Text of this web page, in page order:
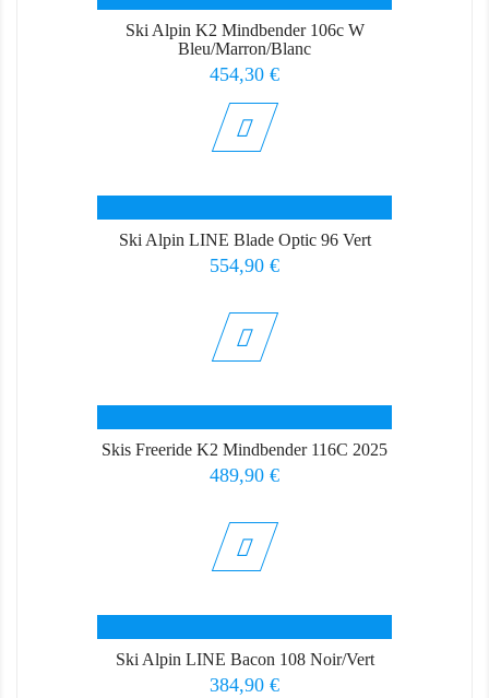
Ski Alpin K2 Mindbender 106c W
Bleu/Marron/Blanc
Prix
454,30 €
Ski Alpin LINE Blade Optic 96 Vert
Prix
554,90 €
Skis Freeride K2 Mindbender 116C 2025
Prix
489,90 €
Ski Alpin LINE Bacon 108 Noir/Vert
Prix
384,90 €